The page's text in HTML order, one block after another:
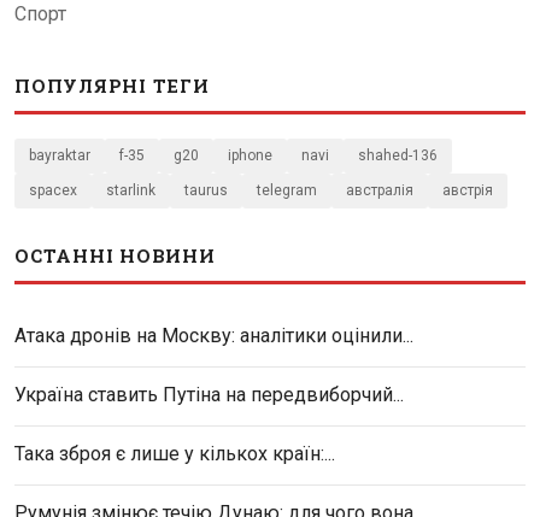
Спорт
ПОПУЛЯРНІ ТЕГИ
bayraktar f-35 g20 iphone navi shahed-136
spacex starlink taurus telegram австралія австрія
ОСТАННІ НОВИНИ
Атака дронів на Москву: аналітики оцінили...
Україна ставить Путіна на передвиборчий...
Така зброя є лише у кількох країн:...
Румунія змінює течію Дунаю: для чого вона...